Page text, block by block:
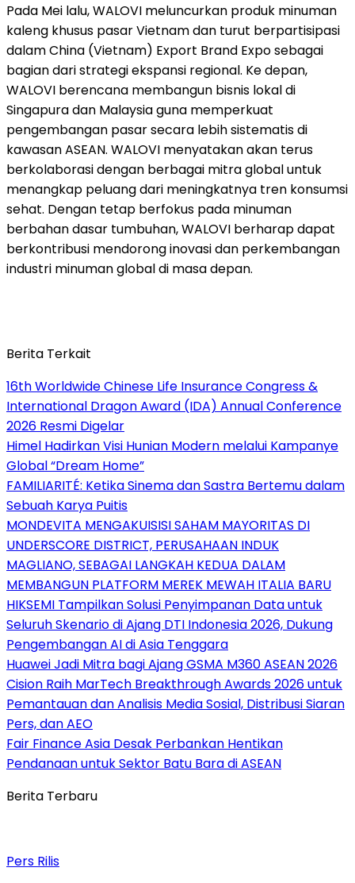
Pada Mei lalu, WALOVI meluncurkan produk minuman
kaleng khusus pasar Vietnam dan turut berpartisipasi
dalam China (Vietnam) Export Brand Expo sebagai
bagian dari strategi ekspansi regional. Ke depan,
WALOVI berencana membangun bisnis lokal di
Singapura dan Malaysia guna memperkuat
pengembangan pasar secara lebih sistematis di
kawasan ASEAN. WALOVI menyatakan akan terus
berkolaborasi dengan berbagai mitra global untuk
menangkap peluang dari meningkatnya tren konsumsi
sehat. Dengan tetap berfokus pada minuman
berbahan dasar tumbuhan, WALOVI berharap dapat
berkontribusi mendorong inovasi dan perkembangan
industri minuman global di masa depan.
Berita Terkait
16th Worldwide Chinese Life Insurance Congress &
International Dragon Award (IDA) Annual Conference
2026 Resmi Digelar
Himel Hadirkan Visi Hunian Modern melalui Kampanye
Global “Dream Home”
FAMILIARITÉ: Ketika Sinema dan Sastra Bertemu dalam
Sebuah Karya Puitis
MONDEVITA MENGAKUISISI SAHAM MAYORITAS DI
UNDERSCORE DISTRICT, PERUSAHAAN INDUK
MAGLIANO, SEBAGAI LANGKAH KEDUA DALAM
MEMBANGUN PLATFORM MEREK MEWAH ITALIA BARU
HIKSEMI Tampilkan Solusi Penyimpanan Data untuk
Seluruh Skenario di Ajang DTI Indonesia 2026, Dukung
Pengembangan AI di Asia Tenggara
Huawei Jadi Mitra bagi Ajang GSMA M360 ASEAN 2026
Cision Raih MarTech Breakthrough Awards 2026 untuk
Pemantauan dan Analisis Media Sosial, Distribusi Siaran
Pers, dan AEO
Fair Finance Asia Desak Perbankan Hentikan
Pendanaan untuk Sektor Batu Bara di ASEAN
Berita Terbaru
Pers Rilis